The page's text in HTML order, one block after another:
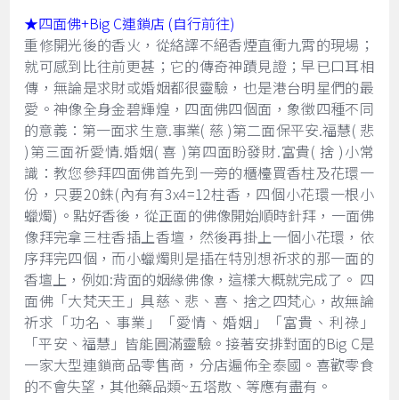
★四面佛+Big C連鎖店 (自行前往)
重修開光後的香火，從絡譯不絕香煙直衝九霄的現場；
就可感到比往前更甚；它的傳奇神蹟見證；早已口耳相
傳，無論是求財或婚姻都很靈驗，也是港台明星們的最
愛。神像全身金碧輝煌，四面佛四個面，象徵四種不同
的意義：第一面求生意.事業( 慈 )第二面保平安.福慧( 悲
)第三面祈愛情.婚姻( 喜 )第四面盼發財.富貴( 捨 )小常
識：教您參拜四面佛首先到一旁的櫃檯買香柱及花環一
份，只要20銖(內有有3x4=12柱香，四個小花環一根小
蠟燭)。點好香後，從正面的佛像開始順時針拜，一面佛
像拜完拿三柱香插上香壇，然後再掛上一個小花環，依
序拜完四個，而小蠟燭則是插在特別想祈求的那一面的
香壇上，例如:背面的姻緣佛像，這樣大概就完成了。 四
面佛「大梵天王」具慈、悲、喜、捨之四梵心，故無論
祈求「功名、事業」「愛情、婚姻」「富貴、利祿」
「平安、福慧」皆能圓滿靈驗。接著安排對面的Big C是
一家大型連鎖商品零售商，分店遍佈全泰國。喜歡零食
的不會失望，其他藥品類~五塔散、等應有盡有。